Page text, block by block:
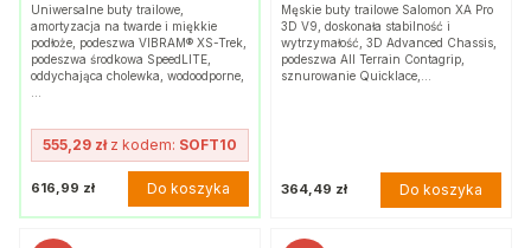
Uniwersalne buty trailowe,
amortyzacja na twarde i miękkie
podłoże, podeszwa VIBRAM® XS-Trek,
podeszwa środkowa SpeedLITE,
oddychająca cholewka, wodoodporne,
555,29 złz kodem: SOFT10
616,99 zł Do koszyka
Męskie buty trailowe Salomon XA Pro
3D V9, doskonała stabilność i
wytrzymałość, 3D Advanced Chassis,
podeszwa All Terrain Contagrip,
sznurowanie Quicklace,…
364,49 zł Do koszyka